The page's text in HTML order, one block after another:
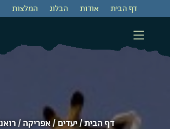
דף הבית ‫אודות‬ ‫הבלוג המלצות
דף הבית/יעדים/אפריקה/